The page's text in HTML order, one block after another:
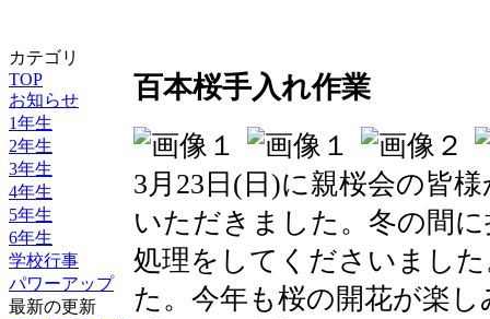
カテゴリ
TOP
お知らせ
1年生
2年生
3年生
4年生
5年生
6年生
学校行事
パワーアップ
最新の更新
百本桜手入れ作業
3月23日(日)に親桜会の皆
いただきました。冬の間
処理をしてくださいまし
た。今年も桜の開花が楽し